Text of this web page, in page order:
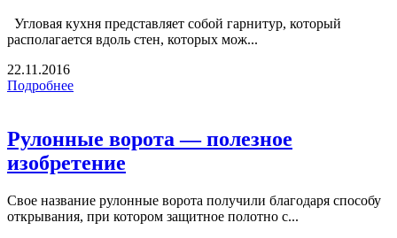
Угловая кухня представляет собой гарнитур, который
располагается вдоль стен, которых мож...
22.11.2016
Подробнее
Рулонные ворота — полезное
изобретение
Свое название рулонные ворота получили благодаря способу
открывания, при котором защитное полотно с...